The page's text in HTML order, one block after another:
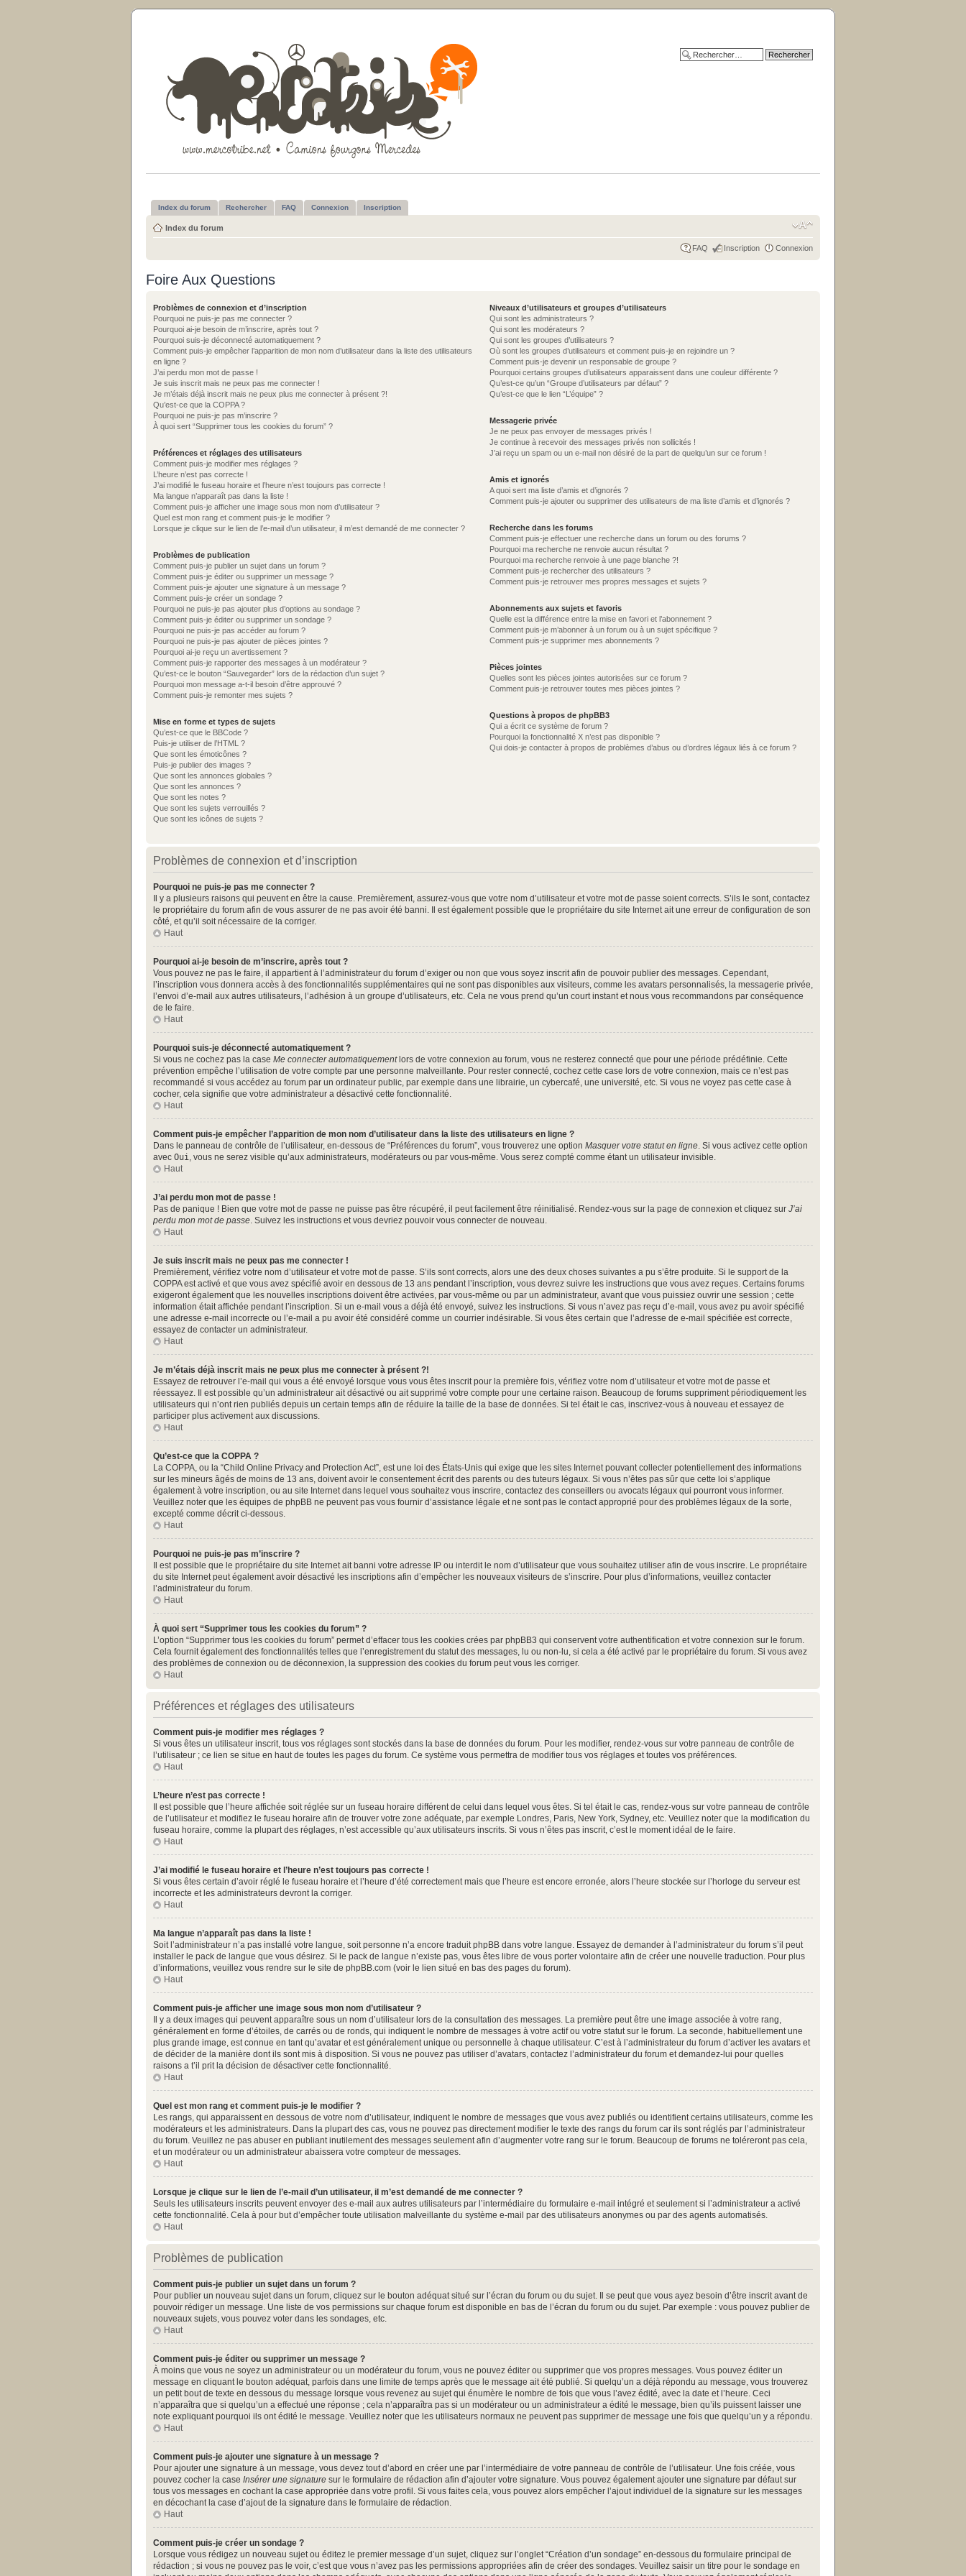
Index du forum Rechercher FAQ Connexion Inscription
Index du forum
FAQ Inscription Connexion
Foire Aux Questions
Problèmes de connexion et d’inscription
Pourquoi ne puis-je pas me connecter ?
Pourquoi ai-je besoin de m’inscrire, après tout ?
Pourquoi suis-je déconnecté automatiquement ?
Comment puis-je empêcher l’apparition de mon nom d’utilisateur dans la liste des utilisateurs
en ligne ?
J’ai perdu mon mot de passe !
Je suis inscrit mais ne peux pas me connecter !
Je m’étais déjà inscrit mais ne peux plus me connecter à présent ?!
Qu’est-ce que la COPPA ?
Pourquoi ne puis-je pas m’inscrire ?
À quoi sert “Supprimer tous les cookies du forum” ?
Préférences et réglages des utilisateurs
Comment puis-je modifier mes réglages ?
L’heure n’est pas correcte !
J’ai modifié le fuseau horaire et l’heure n’est toujours pas correcte !
Ma langue n’apparaît pas dans la liste !
Comment puis-je afficher une image sous mon nom d’utilisateur ?
Quel est mon rang et comment puis-je le modifier ?
Lorsque je clique sur le lien de l’e-mail d’un utilisateur, il m’est demandé de me connecter ?
Problèmes de publication
Comment puis-je publier un sujet dans un forum ?
Comment puis-je éditer ou supprimer un message ?
Comment puis-je ajouter une signature à un message ?
Comment puis-je créer un sondage ?
Pourquoi ne puis-je pas ajouter plus d’options au sondage ?
Comment puis-je éditer ou supprimer un sondage ?
Pourquoi ne puis-je pas accéder au forum ?
Pourquoi ne puis-je pas ajouter de pièces jointes ?
Pourquoi ai-je reçu un avertissement ?
Comment puis-je rapporter des messages à un modérateur ?
Qu’est-ce le bouton “Sauvegarder” lors de la rédaction d’un sujet ?
Pourquoi mon message a-t-il besoin d’être approuvé ?
Comment puis-je remonter mes sujets ?
Mise en forme et types de sujets
Qu’est-ce que le BBCode ?
Puis-je utiliser de l’HTML ?
Que sont les émoticônes ?
Puis-je publier des images ?
Que sont les annonces globales ?
Que sont les annonces ?
Que sont les notes ?
Que sont les sujets verrouillés ?
Que sont les icônes de sujets ?
Niveaux d’utilisateurs et groupes d’utilisateurs
Qui sont les administrateurs ?
Qui sont les modérateurs ?
Qui sont les groupes d’utilisateurs ?
Où sont les groupes d’utilisateurs et comment puis-je en rejoindre un ?
Comment puis-je devenir un responsable de groupe ?
Pourquoi certains groupes d’utilisateurs apparaissent dans une couleur différente ?
Qu’est-ce qu’un “Groupe d’utilisateurs par défaut” ?
Qu’est-ce que le lien “L’équipe” ?
Messagerie privée
Je ne peux pas envoyer de messages privés !
Je continue à recevoir des messages privés non sollicités !
J’ai reçu un spam ou un e-mail non désiré de la part de quelqu’un sur ce forum !
Amis et ignorés
A quoi sert ma liste d’amis et d’ignorés ?
Comment puis-je ajouter ou supprimer des utilisateurs de ma liste d’amis et d’ignorés ?
Recherche dans les forums
Comment puis-je effectuer une recherche dans un forum ou des forums ?
Pourquoi ma recherche ne renvoie aucun résultat ?
Pourquoi ma recherche renvoie à une page blanche ?!
Comment puis-je rechercher des utilisateurs ?
Comment puis-je retrouver mes propres messages et sujets ?
Abonnements aux sujets et favoris
Quelle est la différence entre la mise en favori et l’abonnement ?
Comment puis-je m’abonner à un forum ou à un sujet spécifique ?
Comment puis-je supprimer mes abonnements ?
Pièces jointes
Quelles sont les pièces jointes autorisées sur ce forum ?
Comment puis-je retrouver toutes mes pièces jointes ?
Questions à propos de phpBB3
Qui a écrit ce système de forum ?
Pourquoi la fonctionnalité X n’est pas disponible ?
Qui dois-je contacter à propos de problèmes d’abus ou d’ordres légaux liés à ce forum ?
Problèmes de connexion et d’inscription
Pourquoi ne puis-je pas me connecter ?
Il y a plusieurs raisons qui peuvent en être la cause. Premièrement, assurez-vous que votre nom d’utilisateur et votre mot de passe soient corrects. S’ils le sont, contactez
le propriétaire du forum afin de vous assurer de ne pas avoir été banni. Il est également possible que le propriétaire du site Internet ait une erreur de configuration de son
côté, et qu’il soit nécessaire de la corriger.
Haut
Pourquoi ai-je besoin de m’inscrire, après tout ?
Vous pouvez ne pas le faire, il appartient à l’administrateur du forum d’exiger ou non que vous soyez inscrit afin de pouvoir publier des messages. Cependant,
l’inscription vous donnera accès à des fonctionnalités supplémentaires qui ne sont pas disponibles aux visiteurs, comme les avatars personnalisés, la messagerie privée,
l’envoi d’e-mail aux autres utilisateurs, l’adhésion à un groupe d’utilisateurs, etc. Cela ne vous prend qu’un court instant et nous vous recommandons par conséquence
de le faire.
Haut
Pourquoi suis-je déconnecté automatiquement ?
Si vous ne cochez pas la case Me connecter automatiquementlors de votre connexion au forum, vous ne resterez connecté que pour une période prédéfinie. Cette
prévention empêche l’utilisation de votre compte par une personne malveillante. Pour rester connecté, cochez cette case lors de votre connexion, mais ce n’est pas
recommandé si vous accédez au forum par un ordinateur public, par exemple dans une librairie, un cybercafé, une université, etc. Si vous ne voyez pas cette case à
cocher, cela signifie que votre administrateur a désactivé cette fonctionnalité.
Haut
Comment puis-je empêcher l’apparition de mon nom d’utilisateur dans la liste des utilisateurs en ligne ?
Dans le panneau de contrôle de l’utilisateur, en-dessous de “Préférences du forum”, vous trouverez une option Masquer votre statut en ligne. Si vous activez cette option
avec Oui, vous ne serez visible qu’aux administrateurs, modérateurs ou par vous-même. Vous serez compté comme étant un utilisateur invisible.
Haut
J’ai perdu mon mot de passe !
Pas de panique ! Bien que votre mot de passe ne puisse pas être récupéré, il peut facilement être réinitialisé. Rendez-vous sur la page de connexion et cliquez sur J’ai
perdu mon mot de passe. Suivez les instructions et vous devriez pouvoir vous connecter de nouveau.
Haut
Je suis inscrit mais ne peux pas me connecter !
Premièrement, vérifiez votre nom d’utilisateur et votre mot de passe. S’ils sont corrects, alors une des deux choses suivantes a pu s’être produite. Si le support de la
COPPA est activé et que vous avez spécifié avoir en dessous de 13 ans pendant l’inscription, vous devrez suivre les instructions que vous avez reçues. Certains forums
exigeront également que les nouvelles inscriptions doivent être activées, par vous-même ou par un administrateur, avant que vous puissiez ouvrir une session ; cette
information était affichée pendant l’inscription. Si un e-mail vous a déjà été envoyé, suivez les instructions. Si vous n’avez pas reçu d’e-mail, vous avez pu avoir spécifié
une adresse e-mail incorrecte ou l’e-mail a pu avoir été considéré comme un courrier indésirable. Si vous êtes certain que l’adresse de e-mail spécifiée est correcte,
essayez de contacter un administrateur.
Haut
Je m’étais déjà inscrit mais ne peux plus me connecter à présent ?!
Essayez de retrouver l’e-mail qui vous a été envoyé lorsque vous vous êtes inscrit pour la première fois, vérifiez votre nom d’utilisateur et votre mot de passe et
réessayez. Il est possible qu’un administrateur ait désactivé ou ait supprimé votre compte pour une certaine raison. Beaucoup de forums suppriment périodiquement les
utilisateurs qui n’ont rien publiés depuis un certain temps afin de réduire la taille de la base de données. Si tel était le cas, inscrivez-vous à nouveau et essayez de
participer plus activement aux discussions.
Haut
Qu’est-ce que la COPPA ?
La COPPA, ou la “Child Online Privacy and Protection Act”, est une loi des États-Unis qui exige que les sites Internet pouvant collecter potentiellement des informations
sur les mineurs âgés de moins de 13 ans, doivent avoir le consentement écrit des parents ou des tuteurs légaux. Si vous n’êtes pas sûr que cette loi s’applique
également à votre inscription, ou au site Internet dans lequel vous souhaitez vous inscrire, contactez des conseillers ou avocats légaux qui pourront vous informer.
Veuillez noter que les équipes de phpBB ne peuvent pas vous fournir d’assistance légale et ne sont pas le contact approprié pour des problèmes légaux de la sorte,
excepté comme décrit ci-dessous.
Haut
Pourquoi ne puis-je pas m’inscrire ?
Il est possible que le propriétaire du site Internet ait banni votre adresse IP ou interdit le nom d’utilisateur que vous souhaitez utiliser afin de vous inscrire. Le propriétaire
du site Internet peut également avoir désactivé les inscriptions afin d’empêcher les nouveaux visiteurs de s’inscrire. Pour plus d’informations, veuillez contacter
l’administrateur du forum.
Haut
À quoi sert “Supprimer tous les cookies du forum” ?
L’option “Supprimer tous les cookies du forum” permet d’effacer tous les cookies crées par phpBB3 qui conservent votre authentification et votre connexion sur le forum.
Cela fournit également des fonctionnalités telles que l’enregistrement du statut des messages, lu ou non-lu, si cela a été activé par le propriétaire du forum. Si vous avez
des problèmes de connexion ou de déconnexion, la suppression des cookies du forum peut vous les corriger.
Haut
Préférences et réglages des utilisateurs
Comment puis-je modifier mes réglages ?
Si vous êtes un utilisateur inscrit, tous vos réglages sont stockés dans la base de données du forum. Pour les modifier, rendez-vous sur votre panneau de contrôle de
l’utilisateur ; ce lien se situe en haut de toutes les pages du forum. Ce système vous permettra de modifier tous vos réglages et toutes vos préférences.
Haut
L’heure n’est pas correcte !
Il est possible que l’heure affichée soit réglée sur un fuseau horaire différent de celui dans lequel vous êtes. Si tel était le cas, rendez-vous sur votre panneau de contrôle
de l’utilisateur et modifiez le fuseau horaire afin de trouver votre zone adéquate, par exemple Londres, Paris, New York, Sydney, etc. Veuillez noter que la modification du
fuseau horaire, comme la plupart des réglages, n’est accessible qu’aux utilisateurs inscrits. Si vous n’êtes pas inscrit, c’est le moment idéal de le faire.
Haut
J’ai modifié le fuseau horaire et l’heure n’est toujours pas correcte !
Si vous êtes certain d’avoir réglé le fuseau horaire et l’heure d’été correctement mais que l’heure est encore erronée, alors l’heure stockée sur l’horloge du serveur est
incorrecte et les administrateurs devront la corriger.
Haut
Ma langue n’apparaît pas dans la liste !
Soit l’administrateur n’a pas installé votre langue, soit personne n’a encore traduit phpBB dans votre langue. Essayez de demander à l’administrateur du forum s’il peut
installer le pack de langue que vous désirez. Si le pack de langue n’existe pas, vous êtes libre de vous porter volontaire afin de créer une nouvelle traduction. Pour plus
d’informations, veuillez vous rendre sur le site de phpBB.com (voir le lien situé en bas des pages du forum).
Haut
Comment puis-je afficher une image sous mon nom d’utilisateur ?
Il y a deux images qui peuvent apparaître sous un nom d’utilisateur lors de la consultation des messages. La première peut être une image associée à votre rang,
généralement en forme d’étoiles, de carrés ou de ronds, qui indiquent le nombre de messages à votre actif ou votre statut sur le forum. La seconde, habituellement une
plus grande image, est connue en tant qu’avatar et est généralement unique ou personnelle à chaque utilisateur. C’est à l’administrateur du forum d’activer les avatars et
de décider de la manière dont ils sont mis à disposition. Si vous ne pouvez pas utiliser d’avatars, contactez l’administrateur du forum et demandez-lui pour quelles
raisons a t’il prit la décision de désactiver cette fonctionnalité.
Haut
Quel est mon rang et comment puis-je le modifier ?
Les rangs, qui apparaissent en dessous de votre nom d’utilisateur, indiquent le nombre de messages que vous avez publiés ou identifient certains utilisateurs, comme les
modérateurs et les administrateurs. Dans la plupart des cas, vous ne pouvez pas directement modifier le texte des rangs du forum car ils sont réglés par l’administrateur
du forum. Veuillez ne pas abuser en publiant inutilement des messages seulement afin d’augmenter votre rang sur le forum. Beaucoup de forums ne toléreront pas cela,
et un modérateur ou un administrateur abaissera votre compteur de messages.
Haut
Lorsque je clique sur le lien de l’e-mail d’un utilisateur, il m’est demandé de me connecter ?
Seuls les utilisateurs inscrits peuvent envoyer des e-mail aux autres utilisateurs par l’intermédiaire du formulaire e-mail intégré et seulement si l’administrateur a activé
cette fonctionnalité. Cela à pour but d’empêcher toute utilisation malveillante du système e-mail par des utilisateurs anonymes ou par des agents automatisés.
Haut
Problèmes de publication
Comment puis-je publier un sujet dans un forum ?
Pour publier un nouveau sujet dans un forum, cliquez sur le bouton adéquat situé sur l’écran du forum ou du sujet. Il se peut que vous ayez besoin d’être inscrit avant de
pouvoir rédiger un message. Une liste de vos permissions sur chaque forum est disponible en bas de l’écran du forum ou du sujet. Par exemple : vous pouvez publier de
nouveaux sujets, vous pouvez voter dans les sondages, etc.
Haut
Comment puis-je éditer ou supprimer un message ?
À moins que vous ne soyez un administrateur ou un modérateur du forum, vous ne pouvez éditer ou supprimer que vos propres messages. Vous pouvez éditer un
message en cliquant le bouton adéquat, parfois dans une limite de temps après que le message ait été publié. Si quelqu’un a déjà répondu au message, vous trouverez
un petit bout de texte en dessous du message lorsque vous revenez au sujet qui énumère le nombre de fois que vous l’avez édité, avec la date et l’heure. Ceci
n’apparaîtra que si quelqu’un a effectué une réponse ; cela n’apparaîtra pas si un modérateur ou un administrateur a édité le message, bien qu’ils puissent laisser une
note expliquant pourquoi ils ont édité le message. Veuillez noter que les utilisateurs normaux ne peuvent pas supprimer de message une fois que quelqu’un y a répondu.
Haut
Comment puis-je ajouter une signature à un message ?
Pour ajouter une signature à un message, vous devez tout d’abord en créer une par l’intermédiaire de votre panneau de contrôle de l’utilisateur. Une fois créée, vous
pouvez cocher la case Insérer une signature sur le formulaire de rédaction afin d’ajouter votre signature. Vous pouvez également ajouter une signature par défaut sur
tous vos messages en cochant la case appropriée dans votre profil. Si vous faites cela, vous pouvez alors empêcher l’ajout individuel de la signature sur les messages
en décochant la case d’ajout de la signature dans le formulaire de rédaction.
Haut
Comment puis-je créer un sondage ?
Lorsque vous rédigez un nouveau sujet ou éditez le premier message d’un sujet, cliquez sur l’onglet “Création d’un sondage” en-dessous du formulaire principal de
rédaction ; si vous ne pouvez pas le voir, c’est que vous n’avez pas les permissions appropriées afin de créer des sondages. Veuillez saisir un titre pour le sondage en